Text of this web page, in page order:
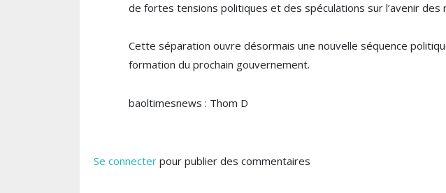
de fortes tensions politiques et des spéculations sur l’avenir des
Cette séparation ouvre désormais une nouvelle séquence
formation du prochain gouvernement.
baoltimesnews : Thom D
Se connecter pour publier des commentaires